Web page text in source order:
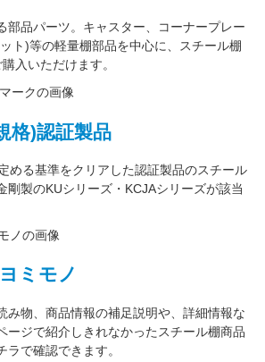
部品パーツ。 キャスター
コーナープレー
ト)等の軽量棚部品を中心に、スチール棚
入いただけます。
格)認証製品
める基準をクリアした認証製品のスチール
剛製のKUシリーズ・KCJAシリーズが該当
ミモノ
み物、商品情報の補足説明や、詳細情報な
ージで紹介しきれなかったスチール棚商品
で確認できます。